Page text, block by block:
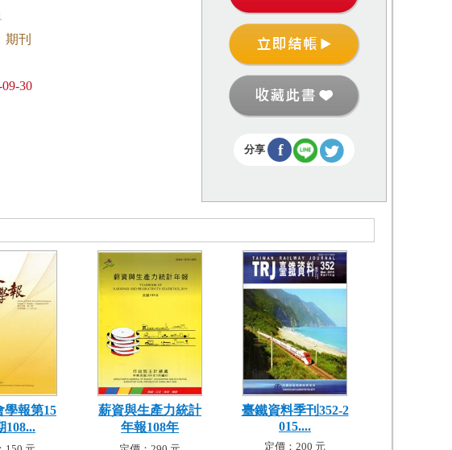
期刊
30
分享 f
學報第15
108...
薪資與生產力統計
年報108年
臺鐵資料季刊352-2
015....
定價：200 元